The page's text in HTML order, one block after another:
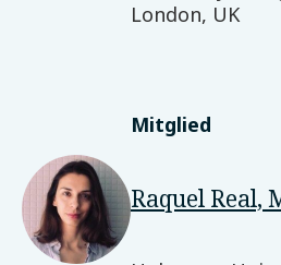
London, UK
Mitglied
Raquel Real,